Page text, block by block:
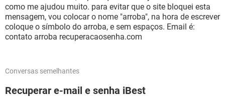
como me ajudou muito. para evitar que o site bloquei esta
mensagem, vou colocar o nome "arroba", na hora de escrever
coloque o símbolo do arroba, e sem espaços. Email é:
contato arroba recuperacaosenha.com
Conversas semelhantes
Recuperar e-mail e senha iBest